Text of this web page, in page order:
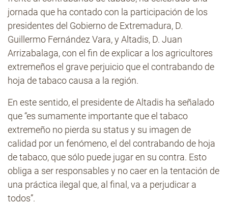
jornada que ha contado con la participación de los
presidentes del Gobierno de Extremadura, D.
Guillermo Fernández Vara, y Altadis, D. Juan
Arrizabalaga, con el fin de explicar a los agricultores
extremeños el grave perjuicio que el contrabando de
hoja de tabaco causa a la región.
En este sentido, el presidente de Altadis ha señalado
que “es sumamente importante que el tabaco
extremeño no pierda su status y su imagen de
calidad por un fenómeno, el del contrabando de hoja
de tabaco, que sólo puede jugar en su contra. Esto
obliga a ser responsables y no caer en la tentación de
una práctica ilegal que, al final, va a perjudicar a
todos”.